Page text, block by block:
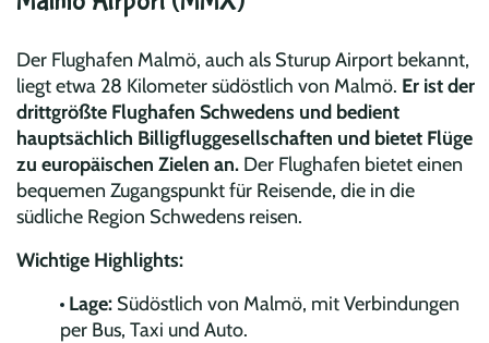
Der Flughafen Malmö, auch als Sturup Airport bekannt,
liegt etwa 28 Kilometer südöstlich von Malmö. Er ist der
drittgrößte Flughafen Schwedens und bedient
hauptsächlich Billigfluggesellschaften und bietet Flüge
zu europäischen Zielen an. Der Flughafen bietet einen
bequemen Zugangspunkt für Reisende, die in die
südliche Region Schwedens reisen.
Wichtige Highlights:
Lage: Südöstlich von Malmö, mit Verbindungen
per Bus, Taxi und Auto.